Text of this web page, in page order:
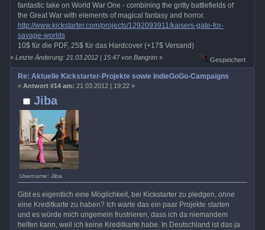
fantastic take on World War One - combining the gritty battlefields of
the Great War with elements of magical fantasy and horror.
http://www.kickstarter.com/projects/1292093911/kaisers-gate-for-
savage-worlds
10$ für die PDF, 25$ für das Hardcover (+17$ Versand)
«Letzte Änderung: 21.03.2012 | 15:47 von Bangrim » Gespeichert
Jiba
Username: Jiba
Re: Aktuelle Kickstarter-Projekte sowie IndieGoGo-Campaigns
« Antwort #14 am: 21.03.2012 | 19:22 »
Gibt es eigentlich eine Möglichkeit, bei Kickstarter zu pledgen, ohne
eine Kreditkarte zu haben? Ich warte das ein paar Projekte starten
und es würde mich ungemein frustrieren, dass ich da niemandem
helfen kann, weil ich keine Kreditkarte habe. In Deutschland ist das ja